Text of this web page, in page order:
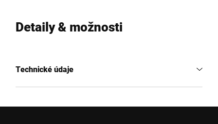
Detaily & možnosti
Technické údaje